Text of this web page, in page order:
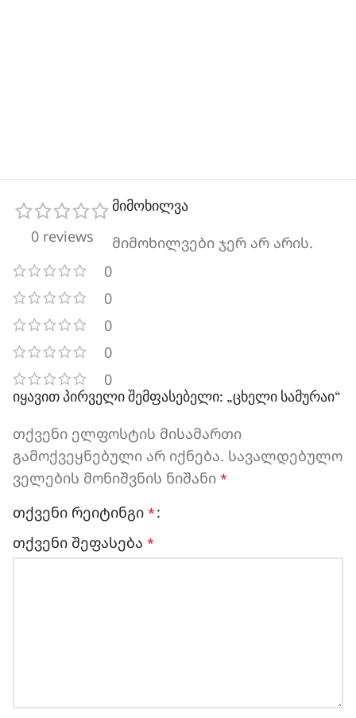
0 reviews
0
0
0
0
0
მიმოხილვა
მიმოხილვები ჯერ არ არის.
იყავით პირველი შემფასებელი: „ცხელი სამურაი“
თქვენი ელფოსტის მისამართი
გამოქვეყნებული არ იქნება. სავალდებულო
ველების მონიშვნის ნიშანი *
თქვენი რეიტინგი *
თქვენი შეფასება *